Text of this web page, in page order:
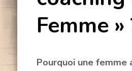
Femme »
Pourquoi une femme